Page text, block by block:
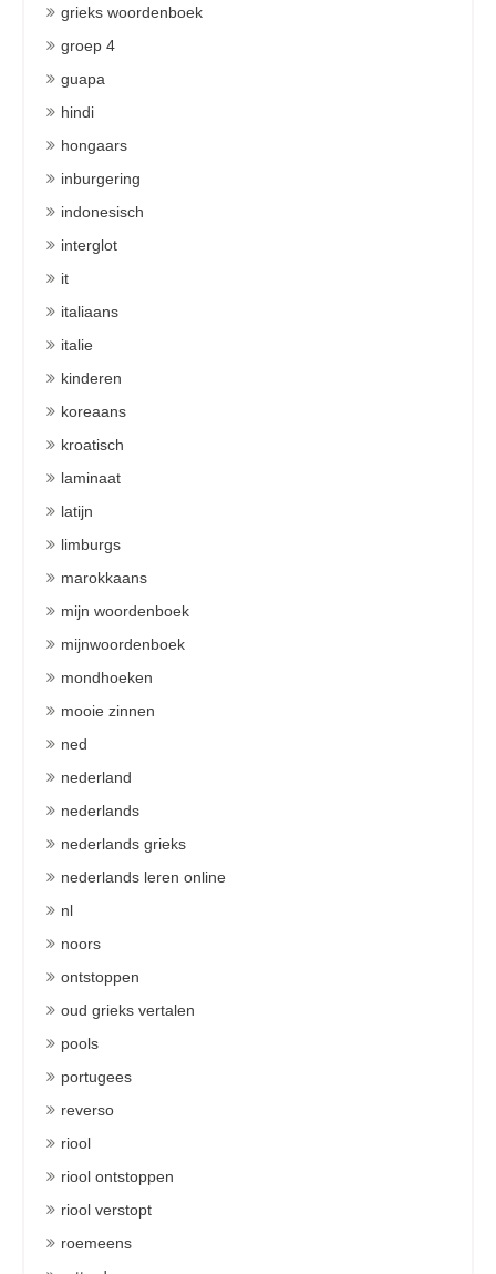
grieks woordenboek
groep 4
guapa
hindi
hongaars
inburgering
indonesisch
interglot
it
italiaans
italie
kinderen
koreaans
kroatisch
laminaat
latijn
limburgs
marokkaans
mijn woordenboek
mijnwoordenboek
mondhoeken
mooie zinnen
ned
nederland
nederlands
nederlands grieks
nederlands leren online
nl
noors
ontstoppen
oud grieks vertalen
pools
portugees
reverso
riool
riool ontstoppen
riool verstopt
roemeens